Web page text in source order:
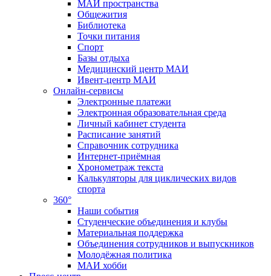
МАИ пространства
Общежития
Библиотека
Точки питания
Спорт
Базы отдыха
Медицинский центр МАИ
Ивент-центр МАИ
Онлайн-сервисы
Электронные платежи
Электронная образовательная среда
Личный кабинет студента
Расписание занятий
Справочник сотрудника
Интернет-приёмная
Хронометраж текста
Калькуляторы для циклических видов
спорта
360°
Наши события
Студенческие объединения и клубы
Материальная поддержка
Объединения сотрудников и выпускников
Молодёжная политика
МАИ хобби